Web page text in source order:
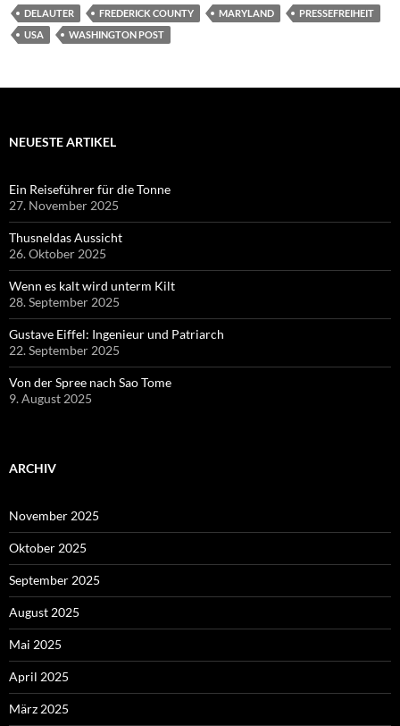
DELAUTER FREDERICK COUNTY MARYLAND
PRESSEFREIHEIT
USA
WASHINGTON POST
NEUESTE ARTIKEL
Ein Reiseführer für die Tonne
27. November 2025
Thusneldas Aussicht
26. Oktober 2025
Wenn es kalt wird unterm Kilt
28. September 2025
Gustave Eiffel: Ingenieur und Patriarch
22. September 2025
Von der Spree nach Sao Tome
9. August 2025
ARCHIV
November 2025
Oktober 2025
September 2025
August 2025
Mai 2025
April 2025
März 2025